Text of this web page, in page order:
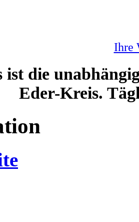
Ihre
ist die
Eder-Kreis.